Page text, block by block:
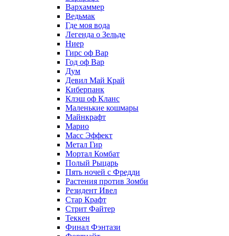
Вархаммер
Ведьмак
Где моя вода
Легенда о Зельде
Ниер
Гирс оф Вар
Год оф Вар
Дум
Девил Май Край
Киберпанк
Клэш оф Кланс
Маленькие кошмары
Майнкрафт
Марио
Масс Эффект
Метал Гир
Мортал Комбат
Полый Рыцарь
Пять ночей с Фредди
Растения против Зомби
Резидент Ивел
Стар Крафт
Стрит Файтер
Теккен
Финал Фэнтази